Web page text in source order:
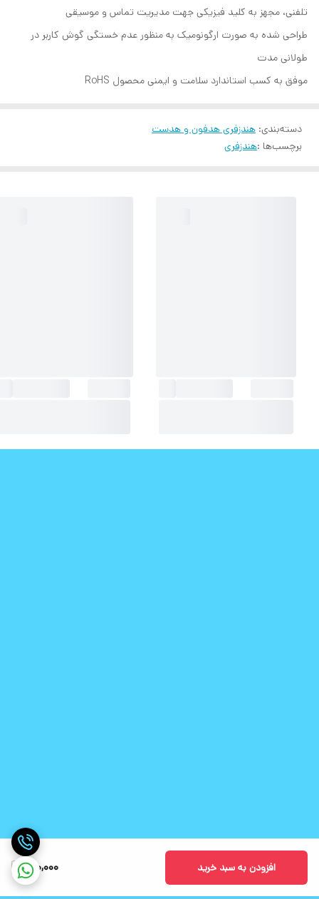
170,000 افزودن به سبد خرید
تلفنی، مجهز به کلید فیزیکی جهت مدیریت تماس و موسیقی
طراحی شده به صورت ارگونومیک به منظور عدم خستگی گوش کاربر در
طولانی مدت
موفق به کسب استاندارد سلامت و ایمنی محصول RoHS
دسته‌بندی: هندزفری هدفون و هدست
برچسب‌ها :هندزفری